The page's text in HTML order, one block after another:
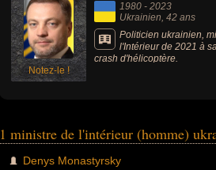
Notez-le !
1980 - 2023
Ukrainien, 42 ans
Politicien ukrainien,
l'Intérieur de 2021 à
crash d'hélicoptère.
1 ministre de l'intérieur (homme)
Denys Monastyrsky